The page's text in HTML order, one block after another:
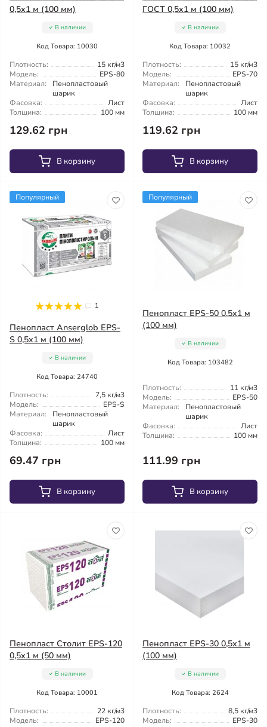
0,5х1 м (100 мм)
В наличии
Код Товара: 10030
Плотность:
15 кг/м3
Модель:
EPS-80
Материал:
Пенопластовый
шарик
Фасовка:
Лист
Толщина:
100 мм
129.62 грн
В корзину
ГОСТ 0,5х1 м (100 мм)
В наличии
Код Товара: 10032
Плотность:
15 кг/м3
Модель:
EPS-70
Материал:
Пенопластовый
шарик
Фасовка:
Лист
Толщина:
100 мм
119.62 грн
В корзину
Популярный
1
Пенопласт Anserglob EPS-
S 0,5х1 м (100 мм)
В наличии
Код Товара: 24740
Плотность:
7,5 кг/м3
Модель:
EPS-S
Материал:
Пенопластовый
шарик
Фасовка:
Лист
Толщина:
100 мм
69.47 грн
В корзину
Популярный
Пенопласт EPS-50 0,5х1 м
(100 мм)
В наличии
Код Товара: 103482
Плотность:
11 кг/м3
Модель:
EPS-50
Материал:
Пенопластовый
шарик
Фасовка:
Лист
Толщина:
100 мм
111.99 грн
В корзину
Пенопласт Столит EPS-120
0,5х1 м (50 мм)
В наличии
Код Товара: 10001
Плотность:
22 кг/м3
Модель:
EPS-120
Пенопласт EPS-30 0,5х1 м
(100 мм)
В наличии
Код Товара: 2624
Плотность:
8,5 кг/м3
Модель:
EPS-30